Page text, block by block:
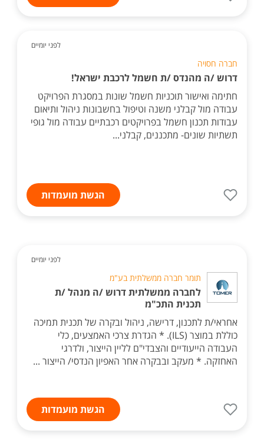
לפני יומיים
חברה חסויה
דרוש /ה מהנדס /ת חשמל לרכבת ישראל!
חתימה ואישור תוכניות חשמל שונות במסגרת הפרויקט
עבודה מול קבלני משנה וטיפול בחשבונות ניהול ותיאום
עבודות תכנון חשמל בפרויקטים רכבתיים עבודה מול גופי
תשתיות שונים- מתכננים, קבלני...
הגשת מועמדות
לפני יומיים
תומר חברה ממשלתית בע"מ
לחברה ממשלתית דרוש /ה מנהל /ת
תכנית התכ"מ
אחראי/ת לתכנון, דרישה, ניהול ובקרה של תכנית תמיכה
כוללת במוצר (ILS). * הגדרת צרכי האמצעים, כלי
העבודה הייעודיים והצבדי"ם לליין הייצור, ולדרגי
האחזקה. * מעקב ובבקרה אחר האפיון הנדסי/ הייצור ...
הגשת מועמדות